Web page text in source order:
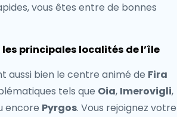
vous êtes entre de bonnes
principales localités de l’île
aussi bien le centre animé de Fira
tels que Oia, Imerovigli,
encore Pyrgos. Vous rejoignez votre